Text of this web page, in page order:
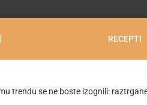
RECEPTI
trendu se ne boste izognili: